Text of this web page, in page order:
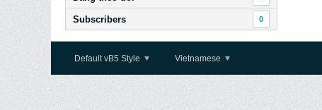
Subscribers 0
Default vB5 Style Vietnamese